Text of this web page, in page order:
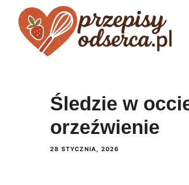
Przejdź
Śledzie w
orzeźwienie
28 STYCZNIA, 2026